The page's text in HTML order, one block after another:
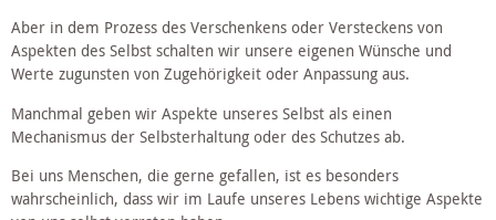
Aber in dem Prozess des Verschenkens oder Versteckens von
Aspekten des Selbst schalten wir unsere eigenen Wünsche und
Werte zugunsten von Zugehörigkeit oder Anpassung aus.
Manchmal geben wir Aspekte unseres Selbst als einen
Mechanismus der Selbsterhaltung oder des Schutzes ab.
Bei uns Menschen, die gerne gefallen, ist es besonders
wahrscheinlich, dass wir im Laufe unseres Lebens wichtige Aspekte